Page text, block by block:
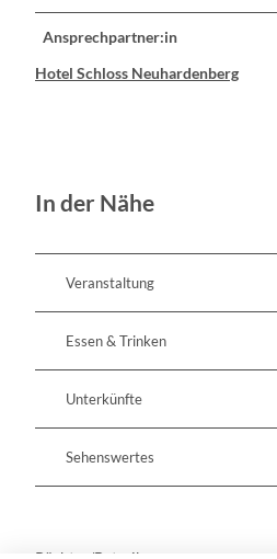
Ansprechpartner:in
Hotel Schloss Neuhardenberg
In der Nähe
Veranstaltung
Essen & Trinken
Unterkünfte
Sehenswertes